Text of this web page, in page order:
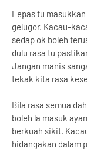
Lepas tu
gelugor. Kacau-
sedap ok boleh
dulu rasa tu
Jangan manis
tekak kita rasa
Bila rasa semua
boleh la masuk
berkuah sikit.
hidangakan dalam